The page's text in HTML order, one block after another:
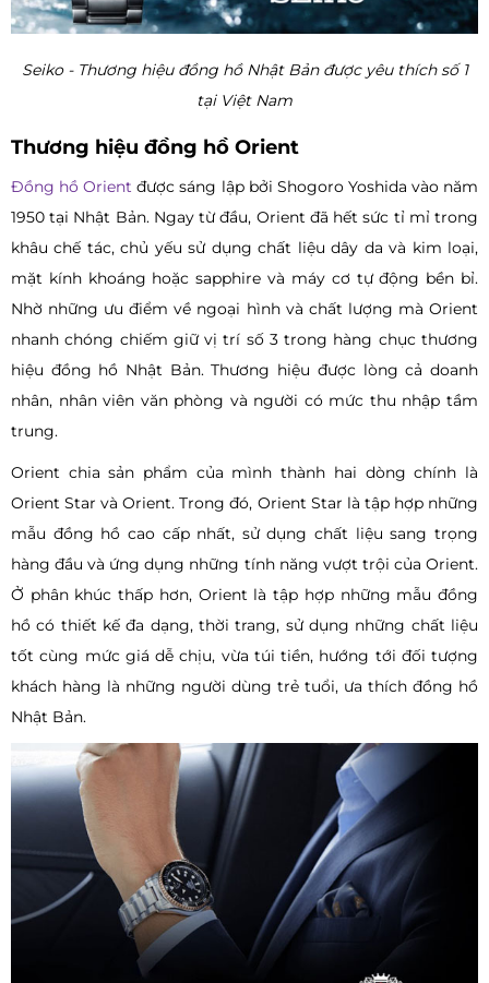
Seiko - Thương hiệu đồng hồ Nhật Bản được yêu thích số 1
tại Việt Nam
Thương hiệu đồng hồ Orient
Đồng hồ Orient được sáng lập bởi Shogoro Yoshida vào năm
1950 tại Nhật Bản. Ngay từ đầu, Orient đã hết sức tỉ mỉ trong
khâu chế tác, chủ yếu sử dụng chất liệu dây da và kim loại,
mặt kính khoáng hoặc sapphire và máy cơ tự động bền bỉ.
Nhờ những ưu điểm về ngoại hình và chất lượng mà Orient
nhanh chóng chiếm giữ vị trí số 3 trong hàng chục thương
hiệu đồng hồ Nhật Bản. Thương hiệu được lòng cả doanh
nhân, nhân viên văn phòng và người có mức thu nhập tầm
trung.
Orient chia sản phẩm của mình thành hai dòng chính là
Orient Star và Orient. Trong đó, Orient Star là tập hợp những
mẫu đồng hồ cao cấp nhất, sử dụng chất liệu sang trọng
hàng đầu và ứng dụng những tính năng vượt trội của Orient.
Ở phân khúc thấp hơn, Orient là tập hợp những mẫu đồng
hồ có thiết kế đa dạng, thời trang, sử dụng những chất liệu
tốt cùng mức giá dễ chịu, vừa túi tiền, hướng tới đối tượng
khách hàng là những người dùng trẻ tuổi, ưa thích đồng hồ
Nhật Bản.